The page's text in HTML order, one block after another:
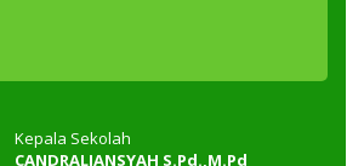
Kepala Sekolah
CANDRALIANSYAH S.Pd.,M.Pd